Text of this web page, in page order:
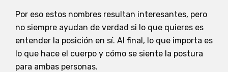
Por eso estos nombres resultan interesantes, pero
no siempre ayudan de verdad si lo que quieres es
entender la posición en sí. Al final, lo que importa es
lo que hace el cuerpo y cómo se siente la postura
para ambas personas.